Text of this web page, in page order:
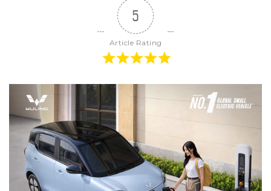
5
Article Rating